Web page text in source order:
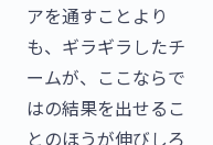
アを通すことより
も、ギラギラしたチ
ームが、ここならで
はの結果を出せるこ
とのほうが伸びしろ